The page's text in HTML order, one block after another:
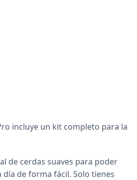
incluye un kit completo para la
de cerdas suaves para poder
de forma fácil. Solo tienes